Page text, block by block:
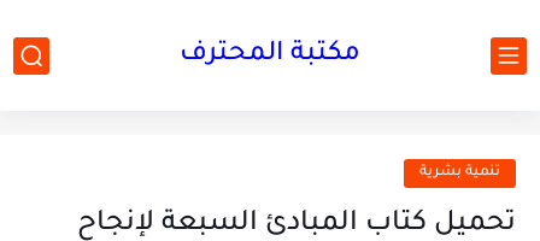
مكتبة المحترف
تنمية بشرية
تحميل كتاب المبادئ السبعة لإنجاح